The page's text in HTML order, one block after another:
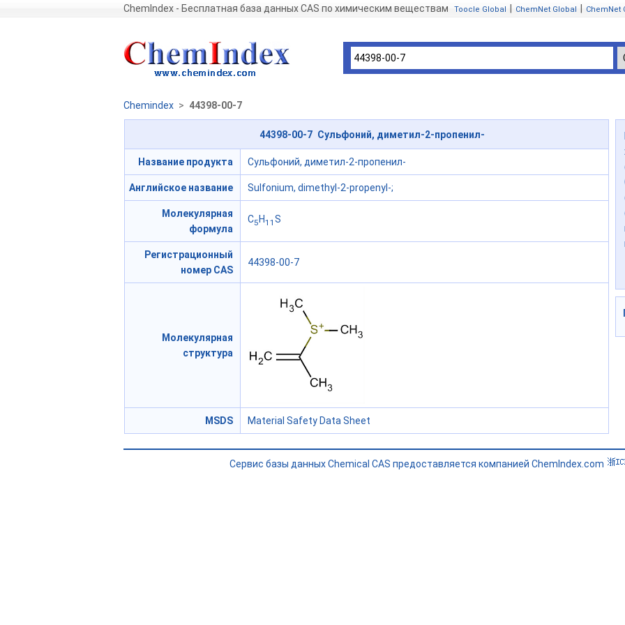
ChemIndex - Бесплатная база данных CAS по химическим веществам Toocle Global ChemNet Global ChemNet
Chemindex > 44398-00-7
44398-00-7 Сульфоний, диметил-2-пропенил-
Название продукта Сульфоний, диметил-2-пропенил-
Английское название Sulfonium, dimethyl-2-propenyl-;
Молекулярная
формула
C5 H11 S
Регистрационный
номер CAS
44398-00-7
Молекулярная
структура
MSDS Material Safety Data Sheet
Сервис базы данных Chemical CAS предоставляется компанией ChemIndex.com